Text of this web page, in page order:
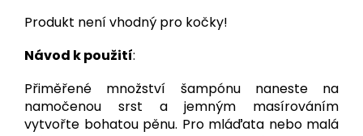
Produkt není vhodný pro kočky!
Návod k použití:
Přiměřené množství šampónu naneste na
namočenou srst a jemným masírováním
vytvořte bohatou pěnu. Pro mláďata nebo malá